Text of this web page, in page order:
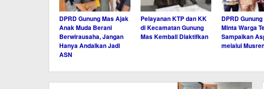
DPRD Gunung Mas Ajak
Anak Muda Berani
Berwirausaha, Jangan
Hanya Andalkan Jadi
ASN
Pelayanan KTP dan KK
di Kecamatan Gunung
Mas Kembali Diaktifkan
DPRD
Minta Warga
Sampaikan
melalui